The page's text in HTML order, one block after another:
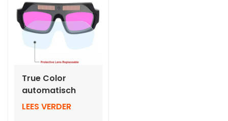
True Color
automatisch
donker
LEES VERDER